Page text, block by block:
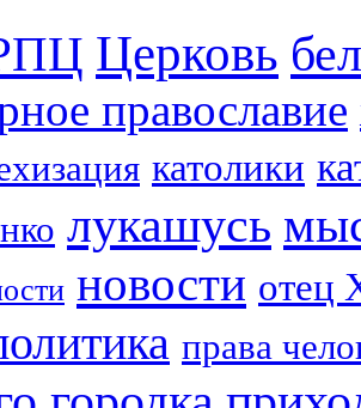
Церковь
православие
католики
лукашусь
новости отец
права